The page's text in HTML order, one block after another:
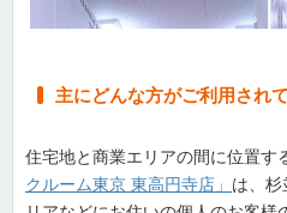
主にどんな方がご利用され
住宅地と商業エリアの間に位置す
クルーム東京 東高円寺店」 は、杉